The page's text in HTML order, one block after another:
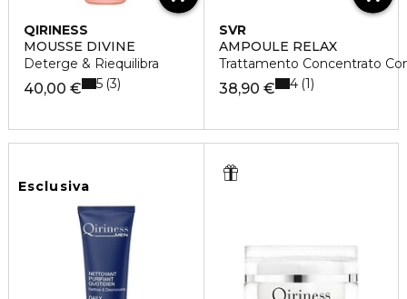
QIRINESS
MOUSSE DIVINE
Deterge & Riequilibra
40,00 € 5 3
SVR
AMPOULE RELAX
Trattamento Concentrato
38,90 € 4 1
Esclusiva